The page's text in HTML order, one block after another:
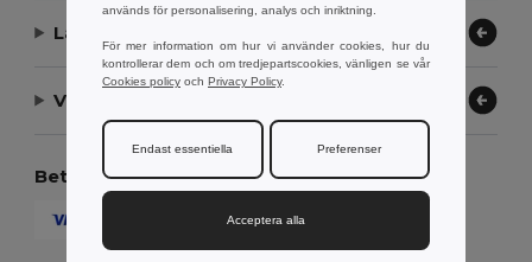
Låt oss hjälpa
Vårt företag
Betalningsmetoder
används för personalisering, analys och inriktning.
För mer information om hur vi använder cookies, hur du
kontrollerar dem och om tredjepartscookies, vänligen se vår
Cookies policy och Privacy Policy.
Endast essentiella Preferenser
Acceptera alla